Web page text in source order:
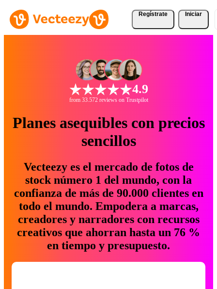
Regístrate Iniciar
4.9
from 33.572 reviews on Trustpilot
Planes asequibles con precios
sencillos
Vecteezy es el mercado de fotos de
stock número 1 del mundo, con la
confianza de más de 90.000 clientes en
todo el mundo. Empodera a marcas,
creadores y narradores con recursos
creativos que ahorran hasta un 76 %
en tiempo y presupuesto.